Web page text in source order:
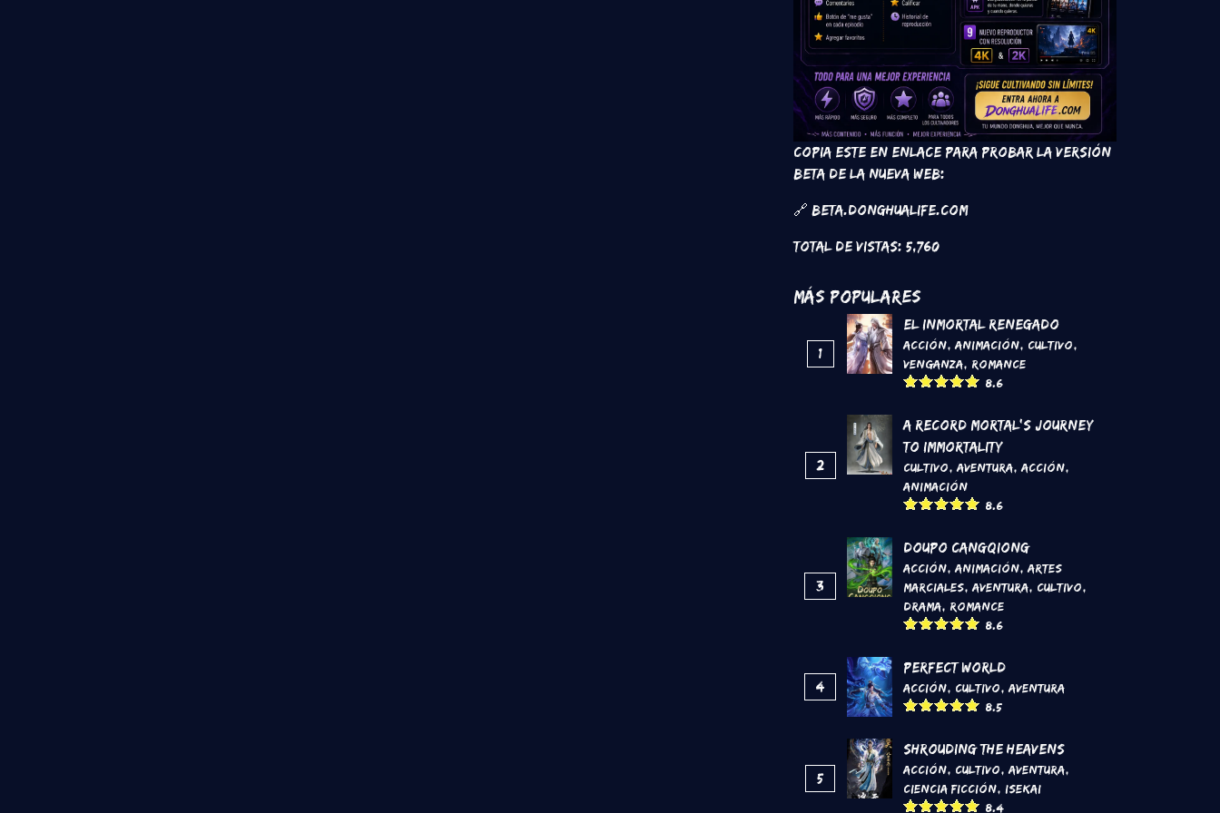
Copia este en enlace para probar la versión
beta de la nueva web:
🔗 beta.donghualife.com
Total de vistas: 5,760
Más Populares
1
El inmortal renegado
Acción,Animación, Cultivo,
Venganza, Romance
8.6
2
A Record Mortal's Journey
To Immortality
Cultivo,Aventura,Acción,
Animación
8.6
3
DouPo Cangqiong
Acción,Animación,Artes
marciales,Aventura, Cultivo,
Drama, Romance
8.6
4
Perfect World
Acción, Cultivo,Aventura
8.5
5
Shrouding the Heavens
Acción, Cultivo,Aventura,
Ciencia Ficción, Isekai
8.4